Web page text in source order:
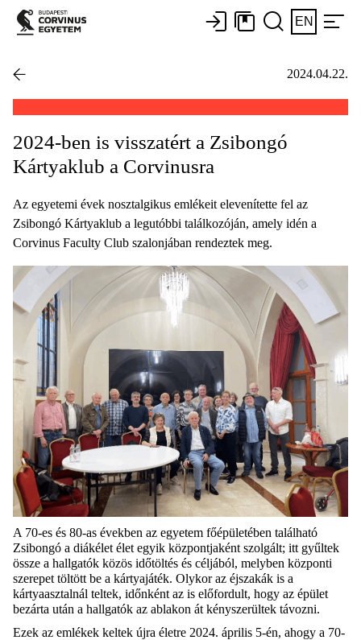
EN
2024.04.22.
2024-ben is visszatért a Zsibongó
Kártyaklub a Corvinusra
Az egyetemi évek nosztalgikus emlékeit elevenítette fel az
Zsibongó Kártyaklub a legutóbbi találkozóján, amely idén a
Corvinus Faculty Club szalonjában rendeztek meg.
A 70-es és 80-as években az egyetem főépületében található
Zsibongó a diákélet élet egyik központjaként szolgált; itt gyűltek
össze a hallgatók közös időtöltés és céljából, melyben központi
szerepet töltött be a kártyajáték. Olykor az éjszakák is a
kártyaasztalnál teltek, időnként az is előfordult, hogy az épület
bezárta után a hallgatók az ablakon át kényszerültek távozni.
Ezek az emlékek keltek újra életre 2024. április 5-én, ahogy a 70-